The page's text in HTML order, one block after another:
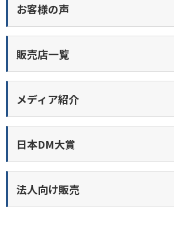
お客様の声
販売店一覧
メディア紹介
日本DM大賞
法人向け販売